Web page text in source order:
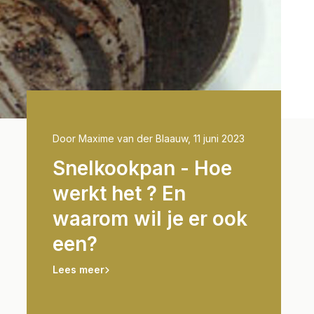
is
je
Door Maxime van der Blaauw, 11 juni 2023
Snelkookpan - Hoe
werkt het ? En
waarom wil je er ook
een?
Lees meer